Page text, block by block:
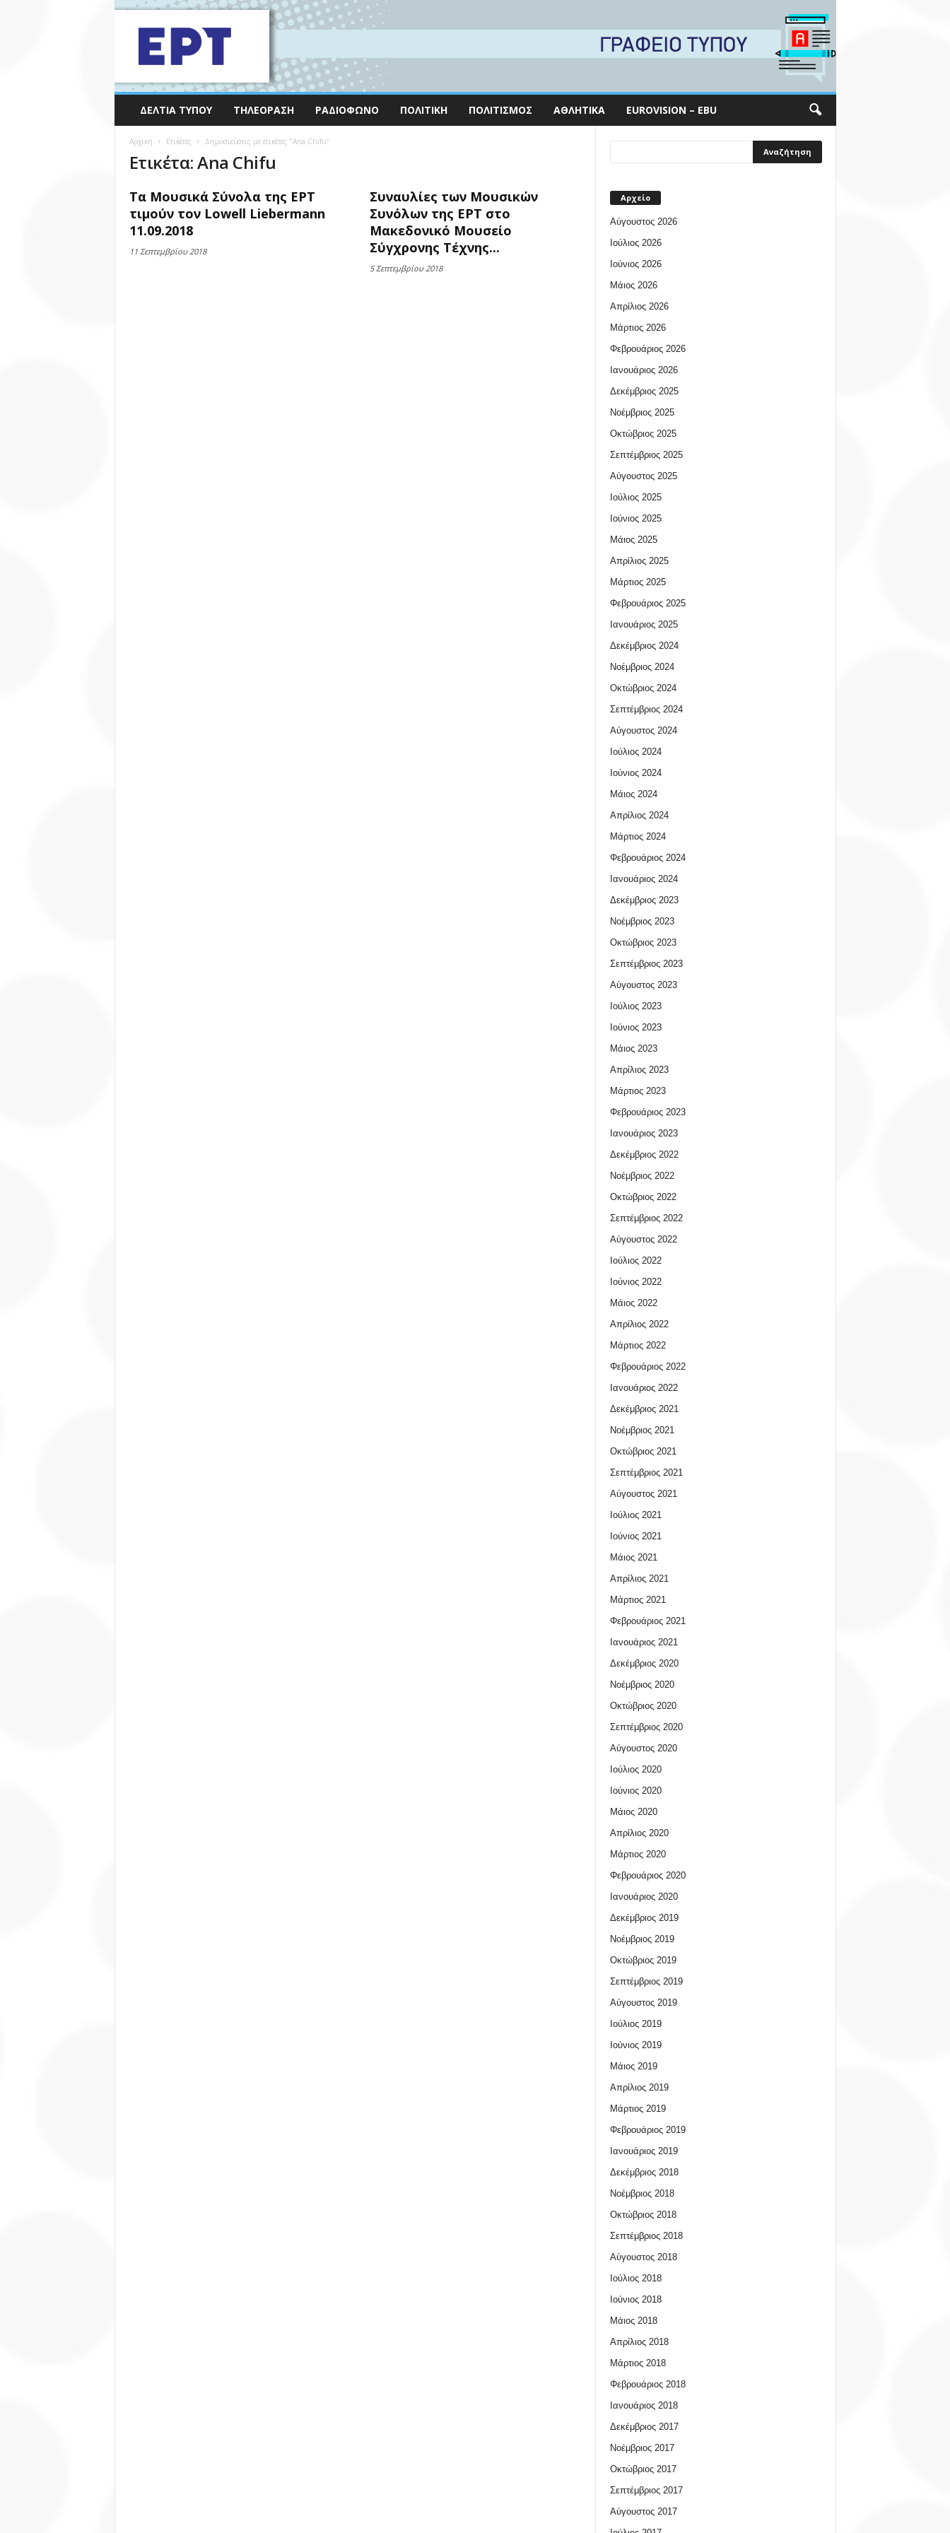
ΔΕΛΤΊΑ ΤΎΠΟΥ ΤΗΛΕΌΡΑΣΗ ΡΑΔΙΌΦΩΝΟ ΠΟΛΙΤΙΚΉ ΠΟΛΙΤΙΣΜΌΣ ΑΘΛΗΤΙΚΆ EUROVISION – EBU
Αρχική Ετικέτες Δημοσιεύσεις με ετικέτες "Ana Chifu"
Ετικέτα: Ana Chifu
Τα Μουσικά Σύνολα της ΕΡΤ
τιμούν τον Lowell Liebermann
11.09.2018
11 Σεπτεμβρίου 2018
Συναυλίες των Μουσικών
Συνόλων της ΕΡΤ στο
Μακεδονικό Μουσείο
Σύγχρονης Τέχνης...
5 Σεπτεμβρίου 2018
Αρχείο
Αύγουστος 2026
Ιούλιος 2026
Ιούνιος 2026
Μάιος 2026
Απρίλιος 2026
Μάρτιος 2026
Φεβρουάριος 2026
Ιανουάριος 2026
Δεκέμβριος 2025
Νοέμβριος 2025
Οκτώβριος 2025
Σεπτέμβριος 2025
Αύγουστος 2025
Ιούλιος 2025
Ιούνιος 2025
Μάιος 2025
Απρίλιος 2025
Μάρτιος 2025
Φεβρουάριος 2025
Ιανουάριος 2025
Δεκέμβριος 2024
Νοέμβριος 2024
Οκτώβριος 2024
Σεπτέμβριος 2024
Αύγουστος 2024
Ιούλιος 2024
Ιούνιος 2024
Μάιος 2024
Απρίλιος 2024
Μάρτιος 2024
Φεβρουάριος 2024
Ιανουάριος 2024
Δεκέμβριος 2023
Νοέμβριος 2023
Οκτώβριος 2023
Σεπτέμβριος 2023
Αύγουστος 2023
Ιούλιος 2023
Ιούνιος 2023
Μάιος 2023
Απρίλιος 2023
Μάρτιος 2023
Φεβρουάριος 2023
Ιανουάριος 2023
Δεκέμβριος 2022
Νοέμβριος 2022
Οκτώβριος 2022
Σεπτέμβριος 2022
Αύγουστος 2022
Ιούλιος 2022
Ιούνιος 2022
Μάιος 2022
Απρίλιος 2022
Μάρτιος 2022
Φεβρουάριος 2022
Ιανουάριος 2022
Δεκέμβριος 2021
Νοέμβριος 2021
Οκτώβριος 2021
Σεπτέμβριος 2021
Αύγουστος 2021
Ιούλιος 2021
Ιούνιος 2021
Μάιος 2021
Απρίλιος 2021
Μάρτιος 2021
Φεβρουάριος 2021
Ιανουάριος 2021
Δεκέμβριος 2020
Νοέμβριος 2020
Οκτώβριος 2020
Σεπτέμβριος 2020
Αύγουστος 2020
Ιούλιος 2020
Ιούνιος 2020
Μάιος 2020
Απρίλιος 2020
Μάρτιος 2020
Φεβρουάριος 2020
Ιανουάριος 2020
Δεκέμβριος 2019
Νοέμβριος 2019
Οκτώβριος 2019
Σεπτέμβριος 2019
Αύγουστος 2019
Ιούλιος 2019
Ιούνιος 2019
Μάιος 2019
Απρίλιος 2019
Μάρτιος 2019
Φεβρουάριος 2019
Ιανουάριος 2019
Δεκέμβριος 2018
Νοέμβριος 2018
Οκτώβριος 2018
Σεπτέμβριος 2018
Αύγουστος 2018
Ιούλιος 2018
Ιούνιος 2018
Μάιος 2018
Απρίλιος 2018
Μάρτιος 2018
Φεβρουάριος 2018
Ιανουάριος 2018
Δεκέμβριος 2017
Νοέμβριος 2017
Οκτώβριος 2017
Σεπτέμβριος 2017
Αύγουστος 2017